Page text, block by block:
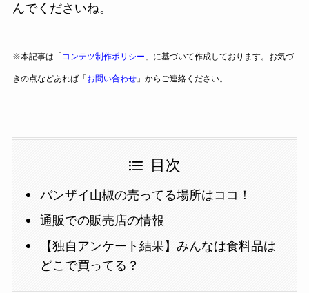
んでくださいね。
※本記事は「 コンテツ制作ポリシー 」に基づいて作成しております。お気づ
きの点などあれば「お問い合わせ」からご連絡ください。
目次
バンザイ山椒の売ってる場所はココ！
通販での販売店の情報
【独自アンケート結果】みんなは食料品は
どこで買ってる？